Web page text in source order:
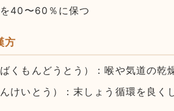
40〜60％に保つ
方
くもんどうとう）：喉や気道の乾
けいとう）：末しょう循環を良く